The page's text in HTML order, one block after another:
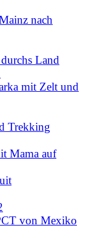
nach
Land
mit Zelt und
Trekking
Mama auf
von Mexiko